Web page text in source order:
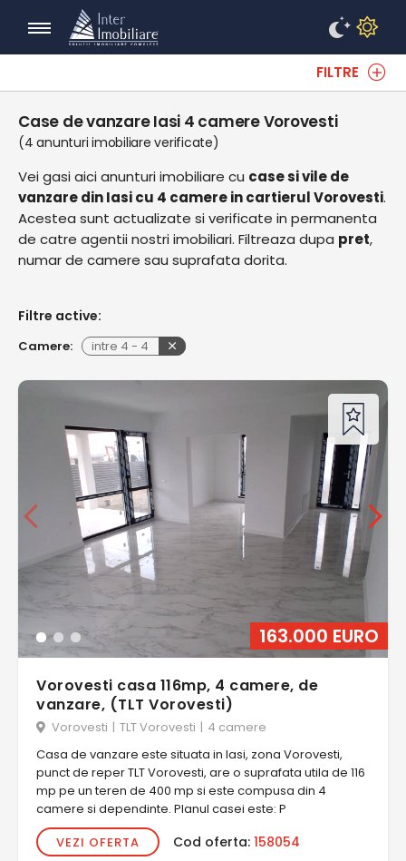
FILTRE
Case de vanzare Iasi 4 camere Vorovesti
(4 anunturi imobiliare verificate)
Vei gasi aici anunturi imobiliare cu case si vile de
vanzare din Iasi cu 4 camere in cartierul Vorovesti.
Acestea sunt actualizate si verificate in permanenta
de catre agentii nostri imobiliari. Filtreaza dupa pret,
numar de camere sau suprafata dorita.
Filtre active:
Camere: intre 4 - 4
163.000 EURO
Vorovesti casa 116mp, 4 camere, de
vanzare, (TLT Vorovesti)
Vorovesti | TLT Vorovesti | 4 camere
Casa de vanzare este situata in Iasi, zona Vorovesti,
punct de reper TLT Vorovesti, are o suprafata utila de 116
mp pe un teren de 400 mp si este compusa din 4
camere si dependinte. Planul casei este: P
VEZI OFERTA
Cod oferta: 158054